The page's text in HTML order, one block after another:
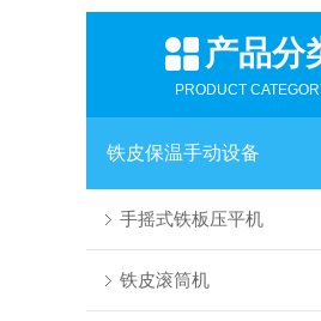
产品分
PRODUCT
铁皮保温手动设备
手摇式铁板压平机
铁皮滚筒机